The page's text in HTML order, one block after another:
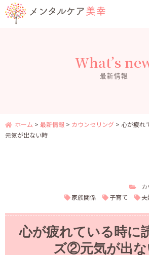
What’s
最新情報
ホーム > 最新情報 > カウンセリング > 心が疲れ
元気が出ない時
家族関係
子育て 夫
心が疲れている時に
ズ②元気が出な